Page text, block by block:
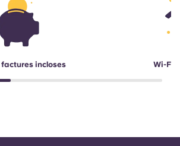
factures incloses Wi-Fi